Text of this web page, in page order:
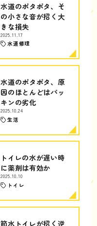
水道のポタポタ、そ
の小さな音が招く大
きな損失
2025.11.17
水道修理
水道のポタポタ、原
因のほとんどはパッ
キンの劣化
2025.10.24
生活
トイレの水が遅い時
に薬剤は有効か
2025.10.10
トイレ
節水トイレが招く逆